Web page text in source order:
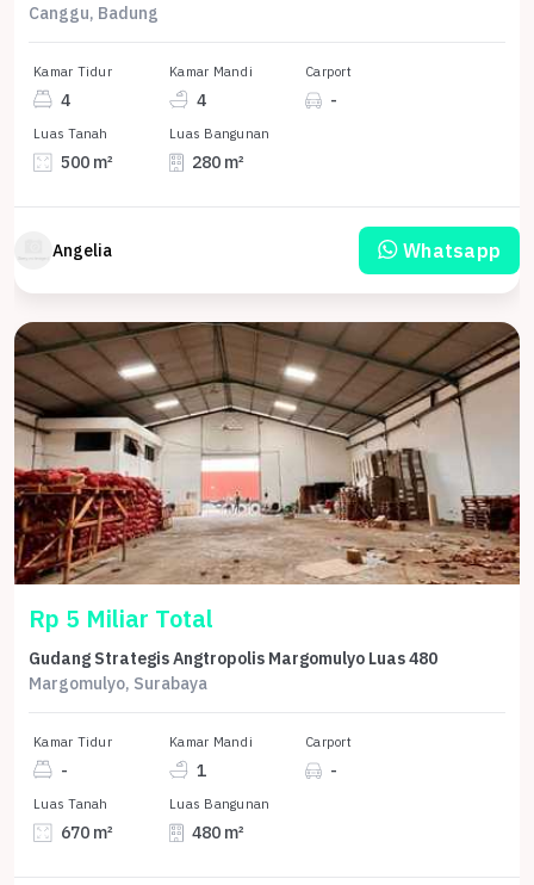
Canggu, Badung
Kamar Tidur
4
Kamar Mandi
4
Carport
-
Luas Tanah
500 m²
Luas Bangunan
280 m²
Angelia Whatsapp
Rp 5 Miliar Total
Gudang Strategis Angtropolis Margomulyo Luas 480
Margomulyo, Surabaya
Kamar Tidur
-
Kamar Mandi
1
Carport
-
Luas Tanah
670 m²
Luas Bangunan
480 m²